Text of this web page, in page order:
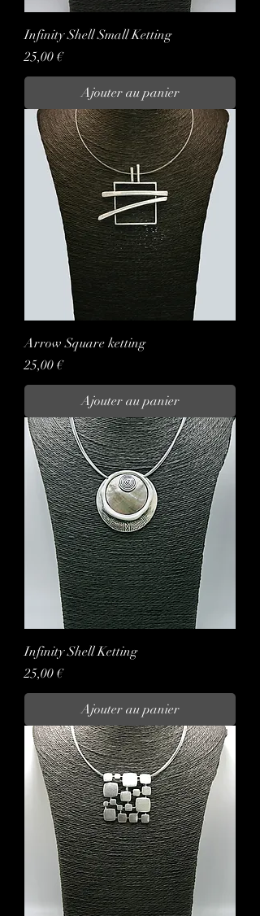
Infinity Shell Small Ketting
Prix
25,00 €
Ajouter au panier
Arrow Square ketting
Prix
25,00 €
Ajouter au panier
Infinity Shell Ketting
Prix
25,00 €
Ajouter au panier